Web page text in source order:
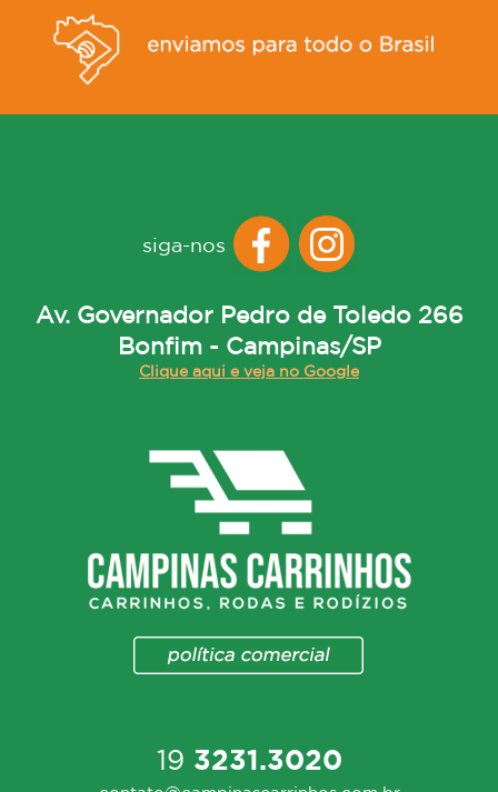
siga-nos
Av. Governador Pedro de Toledo 266
Bonfim - Campinas/SP
Clique aqui e veja no Google
19 3231.3020